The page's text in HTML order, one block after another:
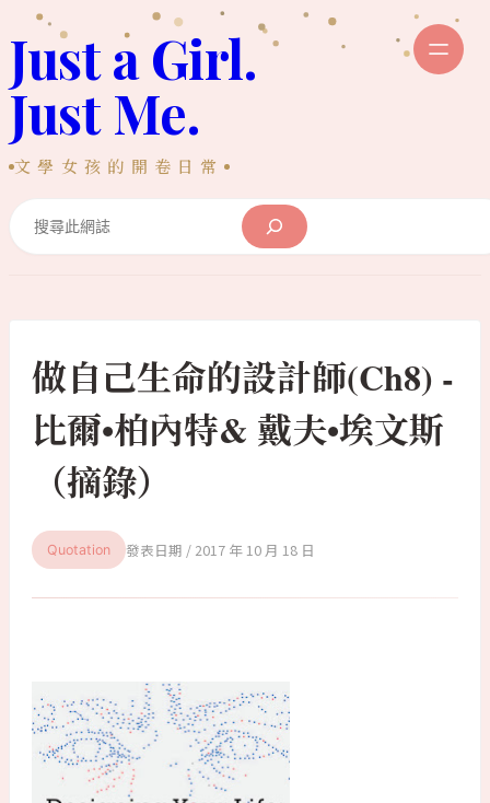
至
主
內
容
Just a Girl.
Just Me.
文學女孩的開卷日常
做自己生命的設計師(Ch8) -
比爾•柏內特& 戴夫•埃文斯
（摘錄）
Quotation 2017 年 10 月 18 日